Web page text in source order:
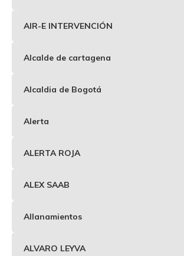
AIR-E INTERVENCIÓN
Alcalde de cartagena
Alcaldia de Bogotá
Alerta
ALERTA ROJA
ALEX SAAB
Allanamientos
ALVARO LEYVA